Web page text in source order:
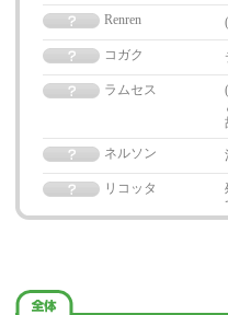
Renren
コガク
ラムセス
ネルソン
リコッタ